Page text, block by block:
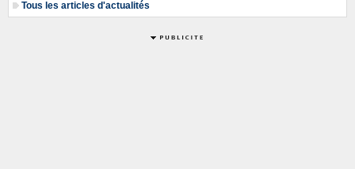
Tous les articles d'actualités